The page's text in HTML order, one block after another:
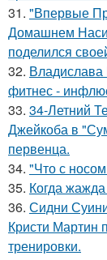
31. "Впервые
Домашнем
поделился
32. Владислава
фитнес -
33. 34-Летний
Джейкоба в
первенца.
34. "Что с
35. Когда
36. Сидни
Кристи Мартин
тренировки.